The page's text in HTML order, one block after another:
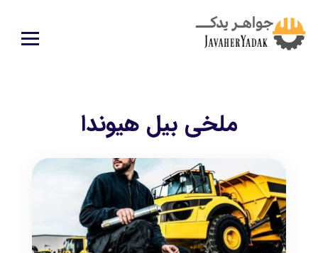
ملخی بیل هیوندا